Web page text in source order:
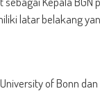
latar belakang
of Bonn dan